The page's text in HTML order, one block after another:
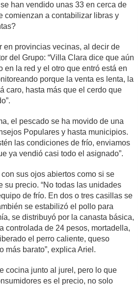
han vendido unas 33 en cerca de
comienzan a contabilizar libras y
en provincias vecinas, al decir de
del Grupo: “Villa Clara dice que aún
en la red y el otro que entró está en
porque la venta es lenta, la
caro, hasta más que el cerdo que
el pescado se ha movido de una
Populares y hasta municipios.
las condiciones de frío, enviamos
ya vendió casi todo el asignado”.
sus ojos abiertos como si se
su precio. “No todas las unidades
de frío. En dos o tres casillas se
se estabilizó el pollo para
se distribuyó por la canasta básica,
controlada de 24 pesos, mortadella,
el perro caliente, queso
más barato”, explica Ariel.
cocina junto al jurel, pero lo que
es el precio, no solo